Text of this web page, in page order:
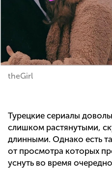
theGirl
Турецкие сериалы
слишком растянутыми,
длинными. Однако есть
от просмотра которых
уснуть во время